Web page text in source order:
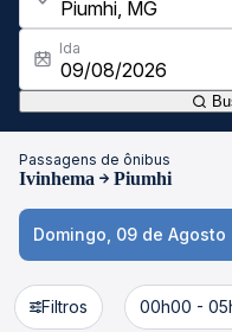
Ida
Passagens de ônibus
Ivinhema Piumhi
Domingo, 09 de Agosto
Filtros 00h00 -